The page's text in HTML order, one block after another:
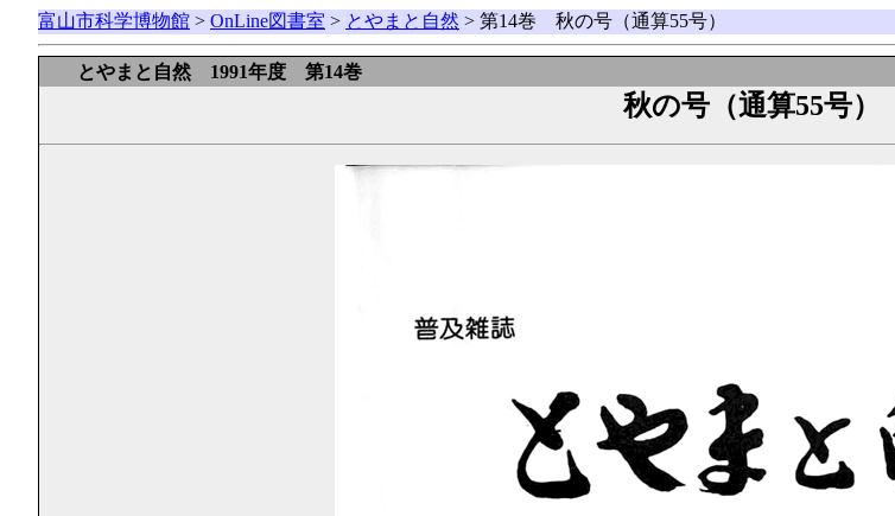
富山市科学博物館 > OnLine図書室 > とやまと自然 > 第14巻 秋の号（通算55号）
とやまと自然 1991年度 第14巻
秋の号（通算55号）